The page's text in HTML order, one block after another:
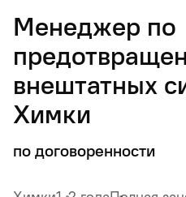
Менеджер по
внештатных
Химки
по договоренности